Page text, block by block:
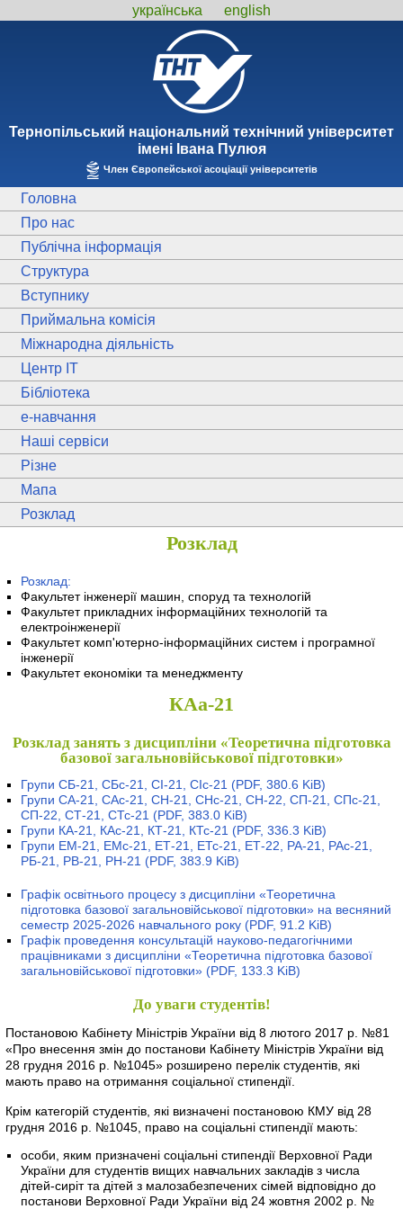
українська english
Тернопiльський національний технiчний унiверситет
iменi Iвана Пулюя
Член Європейської асоціації університетів
Головна
Про нас
Публічна інформація
Структура
Вступнику
Приймальна комісія
Міжнародна діяльність
Центр ІТ
Бібліотека
e-навчання
Наші сервіси
Різне
Мапа
Розклад
Розклад
Розклад:
Факультет інженерії машин, споруд та технологій
Факультет прикладних інформаційних технологій та
електроінженерії
Факультет комп'ютерно-інформаційних систем і програмної
інженерії
Факультет економіки та менеджменту
КАа-21
Розклад занять з дисципліни «Теоретична підготовка
базової загальновійськової підготовки»
Групи СБ-21, СБс-21, СІ-21, СІс-21 (PDF, 380.6 KiB)
Групи СА-21, САс-21, СН-21, СНс-21, СН-22, СП-21, СПс-21,
СП-22, СТ-21, СТс-21 (PDF, 383.0 KiB)
Групи КА-21, КАс-21, КТ-21, КТс-21 (PDF, 336.3 KiB)
Групи ЕМ-21, ЕМс-21, ЕТ-21, ЕТс-21, ЕТ-22, РА-21, РАс-21,
РБ-21, РВ-21, РН-21 (PDF, 383.9 KiB)
Графік освітнього процесу з дисципліни «Теоретична
підготовка базової загальновійськової підготовки» на весняний
семестр 2025-2026 навчального року (PDF, 91.2 KiB)
Графік проведення консультацій науково-педагогічними
працівниками з дисципліни «Теоретична підготовка базової
загальновійськової підготовки» (PDF, 133.3 KiB)
До уваги студентів!
Постановою Кабінету Міністрів України від 8 лютого 2017 р. №81
«Про внесення змін до постанови Кабінету Міністрів України від
28 грудня 2016 р. №1045» розширено перелік студентів, які
мають право на отримання соціальної стипендії.
Крім категорій студентів, які визначені постановою КМУ від 28
грудня 2016 р. №1045, право на соціальні стипендії мають:
особи, яким призначені соціальні стипендії Верховної Ради
України для студентів вищих навчальних закладів з числа
дітей-сиріт та дітей з малозабезпечених сімей відповідно до
постанови Верховної Ради України від 24 жовтня 2002 р. №